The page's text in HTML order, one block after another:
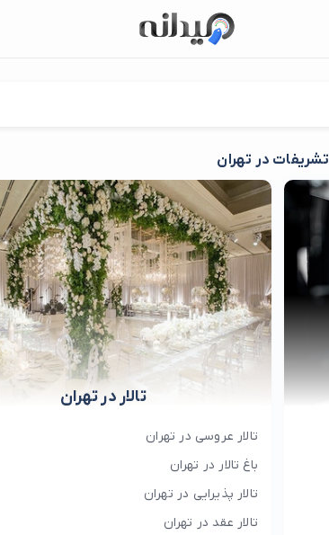
تشریفات در تهران
تالار در تهران
تالار عروسی در تهران
باغ تالار در تهران
تالار پذیرایی در تهران
تالار عقد در تهران